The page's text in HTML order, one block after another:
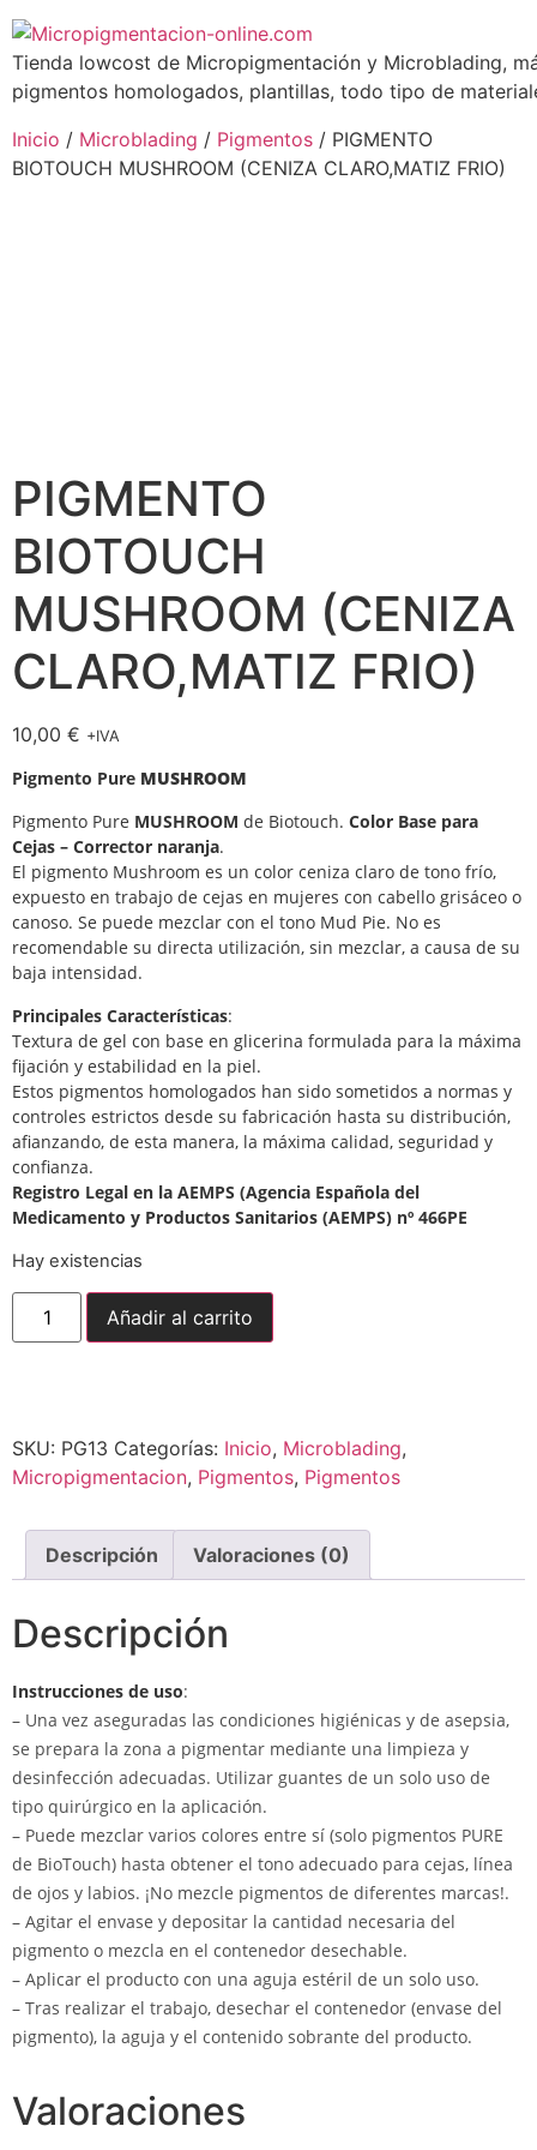
Tienda lowcost de Micropigmentación y Microblading,
pigmentos homologados, plantillas, todo tipo de
Inicio / Microblading / Pigmentos / PIGMENTO
BIOTOUCH MUSHROOM (CENIZA CLARO,MATIZ FRIO)
PIGMENTO
BIOTOUCH
MUSHROOM (CENIZA
CLARO,MATIZ FRIO)
10,00 € +IVA
Pigmento Pure MUSHROOM
Pigmento Pure MUSHROOM de Biotouch. Color Base para
Cejas – Corrector naranja.
El pigmento Mushroom es un color ceniza claro de tono frío,
expuesto en trabajo de cejas en mujeres con cabello grisáceo o
canoso. Se puede mezclar con el tono Mud Pie. No es
recomendable su directa utilización, sin mezclar, a causa de su
baja intensidad.
Principales Características:
Textura de gel con base en glicerina formulada para la máxima
fijación y estabilidad en la piel.
Estos pigmentos homologados han sido sometidos a normas y
controles estrictos desde su fabricación hasta su distribución,
afianzando, de esta manera, la máxima calidad, seguridad y
confianza.
Registro Legal en la AEMPS (Agencia Española del
Medicamento y Productos Sanitarios (AEMPS) nº 466PE
Hay existencias
Añadir al carrito
SKU: PG13 Categorías: Inicio, Microblading,
Micropigmentacion, Pigmentos, Pigmentos
Descripción Valoraciones (0)
Descripción
Instrucciones de uso:
– Una vez aseguradas las condiciones higiénicas y de asepsia,
se prepara la zona a pigmentar mediante una limpieza y
desinfección adecuadas. Utilizar guantes de un solo uso de
tipo quirúrgico en la aplicación.
– Puede mezclar varios colores entre sí (solo pigmentos PURE
de BioTouch) hasta obtener el tono adecuado para cejas, línea
de ojos y labios. ¡No mezcle pigmentos de diferentes marcas!.
– Agitar el envase y depositar la cantidad necesaria del
pigmento o mezcla en el contenedor desechable.
– Aplicar el producto con una aguja estéril de un solo uso.
– Tras realizar el trabajo, desechar el contenedor (envase del
pigmento), la aguja y el contenido sobrante del producto.
Valoraciones